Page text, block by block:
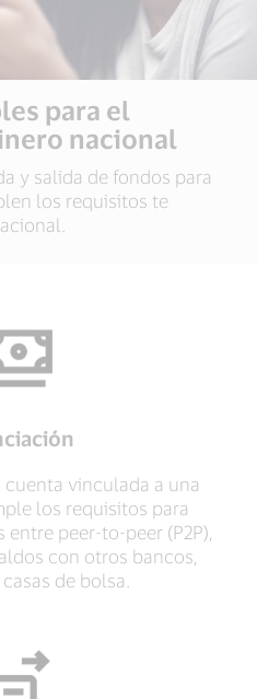
para el
nacional
y salida de fondos para
los requisitos te
vinculada a una
los requisitos para
peer-to-peer (P2P),
con otros bancos,
de bolsa.